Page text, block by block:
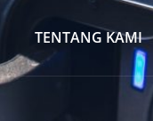
TENTANG KAMI